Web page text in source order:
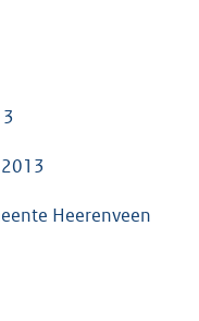
2013
Heerenveen